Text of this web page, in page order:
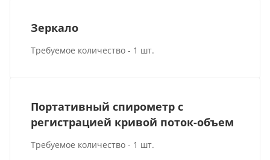
Зеркало
Требуемое количество - 1 шт.
Портативный спирометр с
регистрацией кривой поток-объем
Требуемое количество - 1 шт.